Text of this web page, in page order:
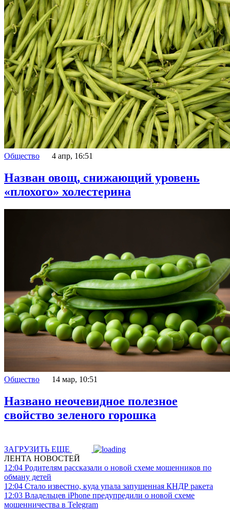
Общество 4 апр, 16:51
Назван овощ, снижающий уровень
«плохого» холестерина
Общество 14 мар, 10:51
Названо неочевидное полезное
свойство зеленого горошка
ЗАГРУЗИТЬ ЕЩЕ
ЛЕНТА НОВОСТЕЙ
12:04 Родителям рассказали о новой схеме мошенников по
обману детей
12:04 Стало известно, куда упала запущенная КНДР ракета
12:03 Владельцев iPhone предупредили о новой схеме
мошенничества в Telegram